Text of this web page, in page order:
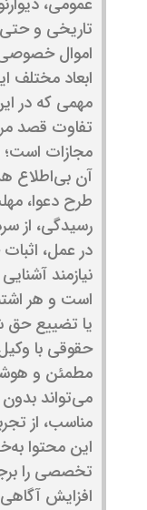
تاریخی و
اموال
ابعاد مختلف
مهمی که در
تفاوت قصد
مجازات است؛
آن بی‌اطلاع
طرح دعوا،
رسیدگی، از
در عمل،
نیازمند
است و هر
یا تضییع حق
حقوقی با
مطمئن و
می‌تواند
مناسب، از
این محتوا
تخصصی را
افزایش